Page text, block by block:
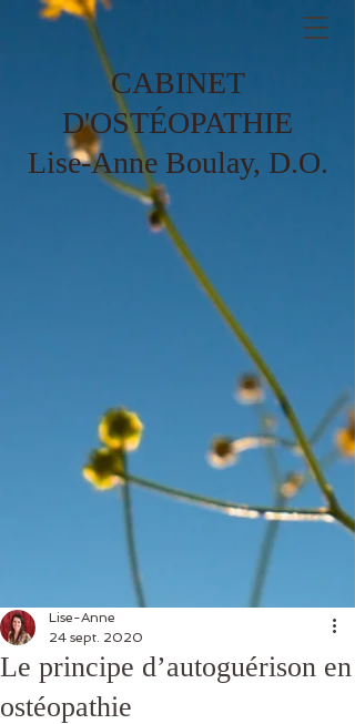
CABINET
D'OSTÉOPATHIE
Lise-Anne Boulay, D.O.
Le principe d’autoguérison en
ostéopathie
Lise-Anne
24 sept. 2020